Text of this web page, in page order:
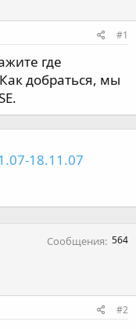
#1
где
добраться, мы
18.11.07
Сообщения 564
#2